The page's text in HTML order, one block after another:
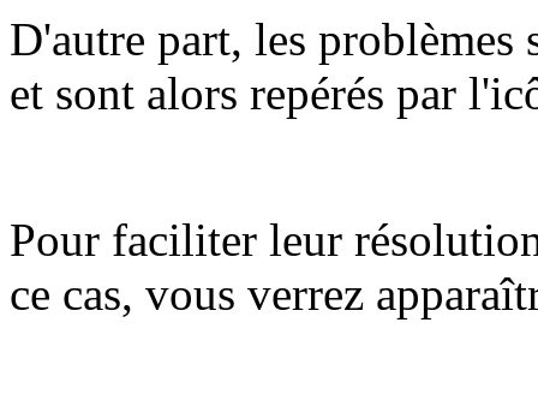
D'autre part, les problèmes
et sont alors repérés par
Pour faciliter leur
ce cas, vous verrez